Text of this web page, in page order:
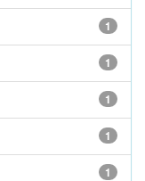
1
1
1
1
1